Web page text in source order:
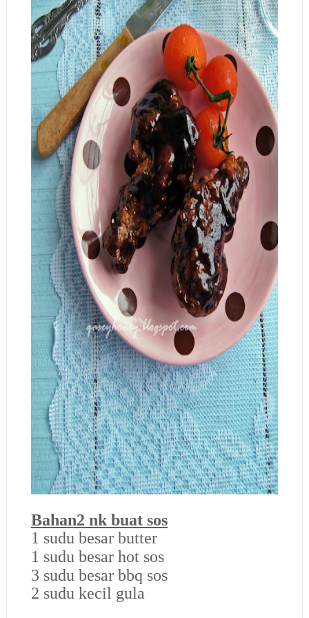
Bahan2 nk buat sos
1 sudu besar butter
1 sudu besar hot sos
3 sudu besar bbq sos
2 sudu kecil gula